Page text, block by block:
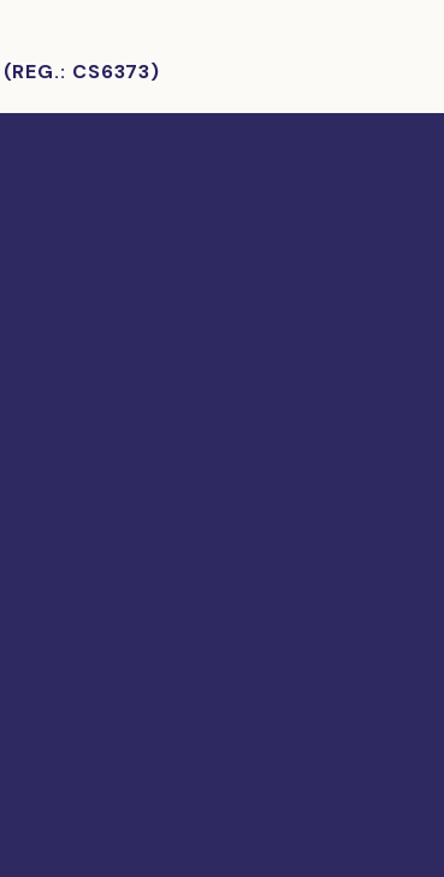
(REG.: CS6373)